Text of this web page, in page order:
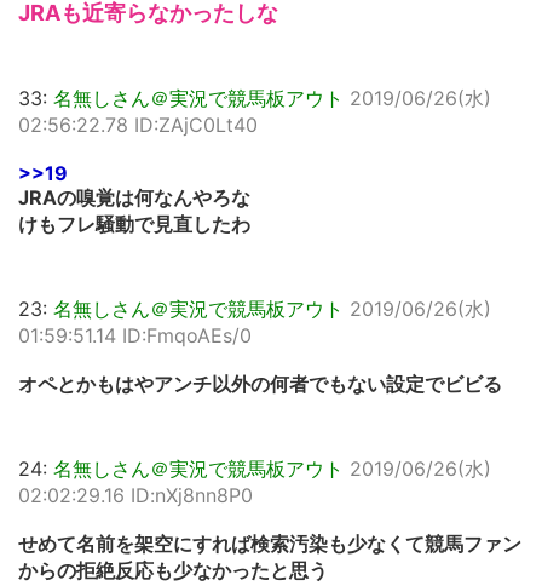
JRAも近寄らなかったしな
33: 名無しさん＠実況で競馬板アウト 2019/06/26(水)
02:56:22.78 ID:ZAjC0Lt40
>>19
JRAの嗅覚は何なんやろな
けもフレ騒動で見直したわ
23: 名無しさん＠実況で競馬板アウト 2019/06/26(水)
01:59:51.14 ID:FmqoAEs/0
オペとかもはやアンチ以外の何者でもない設定でビビる
24: 名無しさん＠実況で競馬板アウト 2019/06/26(水)
02:02:29.16 ID:nXj8nn8P0
せめて名前を架空にすれば検索汚染も少なくて競馬ファン
からの拒絶反応も少なかったと思う